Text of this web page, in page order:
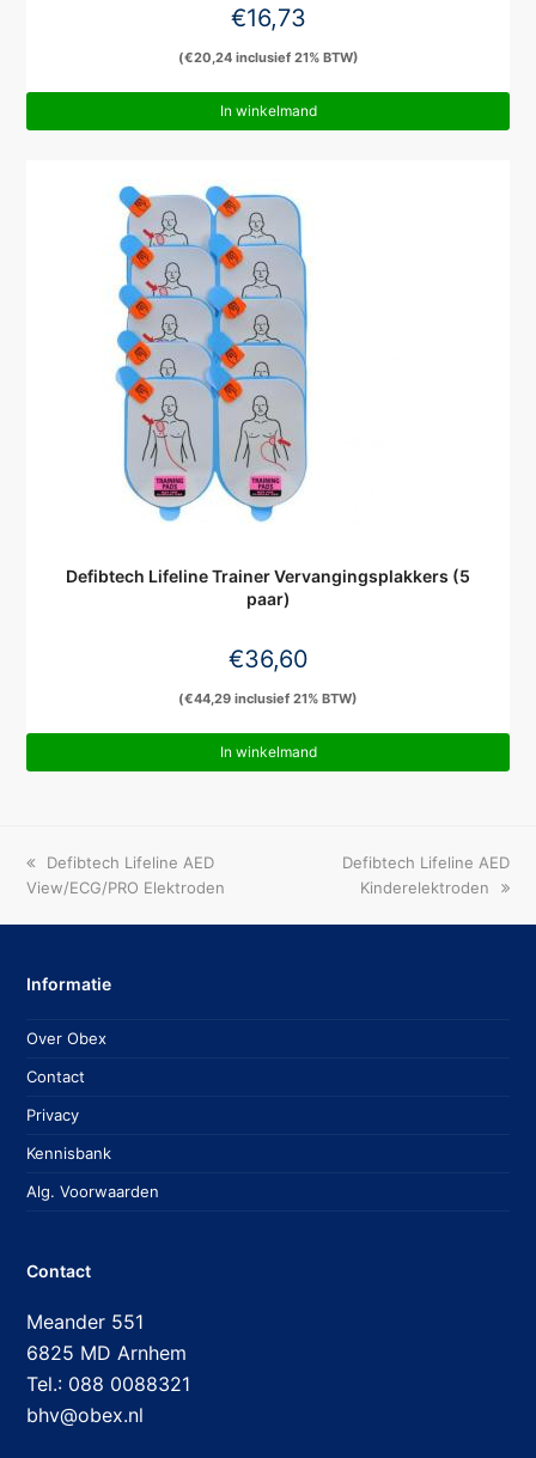
€16,73
(€20,24inclusief 21% BTW)
In winkelmand
Defibtech Lifeline Trainer Vervangingsplakkers (5
paar)
€36,60
(€44,29 inclusief 21% BTW)
In winkelmand
previous
post:
Defibtech Lifeline AED
View/ECG/PRO Elektroden
next
post:
Defibtech Lifeline AED
Kinderelektroden
Informatie
Over Obex
Contact
Privacy
Kennisbank
Alg. Voorwaarden
Contact
Meander 551
6825 MD Arnhem
Tel.: 088 0088321
bhv@obex.nl